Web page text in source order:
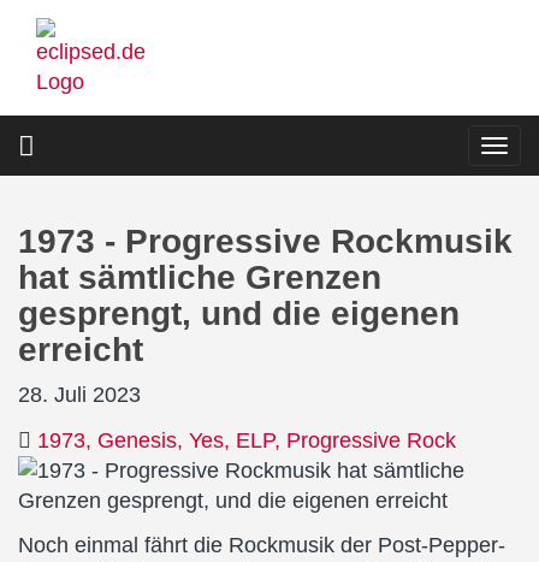
Direkt
zum
Inhalt
1973 - Progressive Rockmusik
hat sämtliche Grenzen
gesprengt, und die eigenen
erreicht
28. Juli 2023
1973 Genesis Yes ELP Progressive Rock
Noch einmal fährt die Rockmusik der Post-Pepper-